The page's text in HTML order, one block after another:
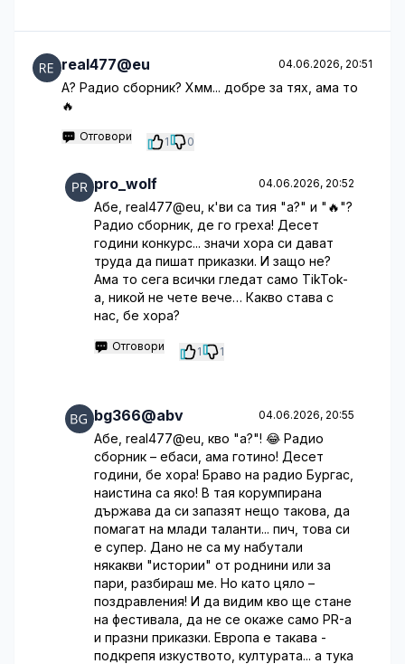
real477@eu 04.06.2026, 20:51
А? Радио сборник? Хмм... добре за тях, ама то
🔥
Отговори 1 0
pro_wolf 04.06.2026, 20:52
Абе, real477@eu, к'ви са тия "а?" и "🔥"?
Радио сборник, де го греха! Десет
години конкурс... значи хора си дават
труда да пишат приказки. И защо не?
Ама то сега всички гледат само TikTok-
а, никой не чете вече… Какво става с
нас, бе хора?
Отговори 1 1
bg366@abv 04.06.2026, 20:55
Абе, real477@eu, кво "а?"! 😂 Радио
сборник – ебаси, ама готино! Десет
години, бе хора! Браво на радио Бургас,
наистина са яко! В тая корумпирана
държава да си запазят нещо такова, да
помагат на млади таланти... пич, това си
е супер. Дано не са му набутали
някакви "истории" от роднини или за
пари, разбираш ме. Но като цяло –
поздравления! И да видим кво ще стане
на фестивала, да не се окаже само PR-а
и празни приказки. Европа е такава -
подкрепя изкуството, културата... а тука